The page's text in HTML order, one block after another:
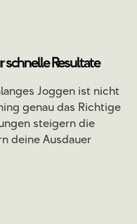
schnelle Resultate
Joggen ist nicht
genau das Richtige
steigern die
deine Ausdauer